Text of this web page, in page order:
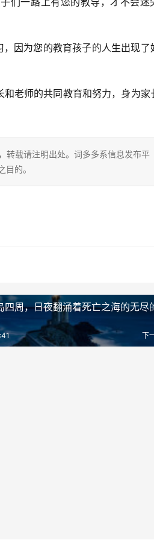
因为您的教育孩子的人生出现了
老师的共同教育和努力，身为家
转载请注明出处。词多多系信息发布平
的。
四周，日夜翻涌着死亡之海的无尽
下